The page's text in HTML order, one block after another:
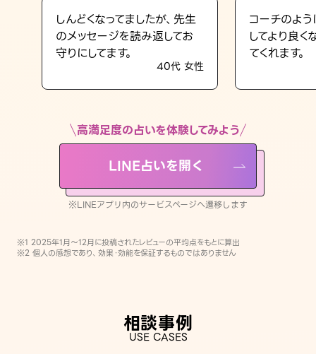
LINE占いを開く
※LINEアプリ内のサービスページへ遷移します
しんどくなってましたが、先生
のメッセージを読み返してお
守りにしてます。
40代 女性
コーチのよ
してより良
てくれます。
高満足度の占いを体験してみよう
LINE占いを開く
※LINEアプリ内のサービスページへ遷移します
※1 2025年1月〜12月に投稿されたレビューの平均点をもとに算出
※2 個人の感想であり、効果・効能を保証するものではありません
相談事例
USE CASES